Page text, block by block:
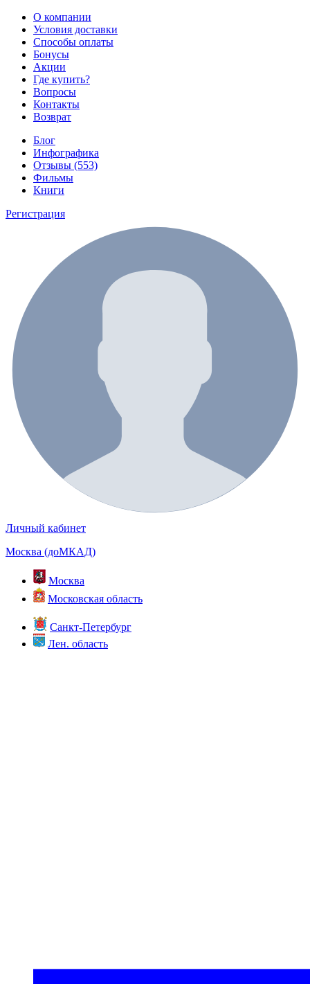
О компании
Условия доставки
Способы оплаты
Бонусы
Акции
Где купить?
Вопросы
Контакты
Возврат
Блог
Инфографика
Отзывы (553)
Фильмы
Книги
Регистрация
Личный кабинет
Москва (доМКАД)
Москва
Московская область
Санкт-Петербург
Лен. область